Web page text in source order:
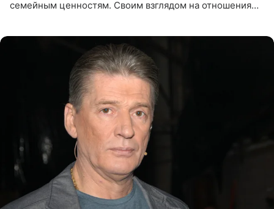
семейным ценностям. Своим взглядом на отношения